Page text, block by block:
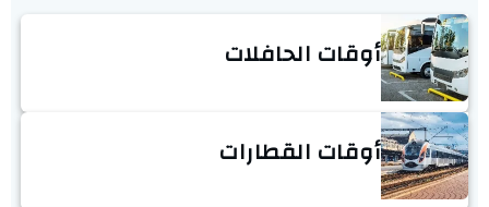
أوقات الحافلات
أوقات القطارات